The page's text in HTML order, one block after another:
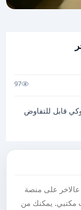
97
قابل للتفاوض
على منصة
مكتبي. يمكنك من